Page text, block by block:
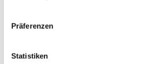
Präferenzen
Statistiken